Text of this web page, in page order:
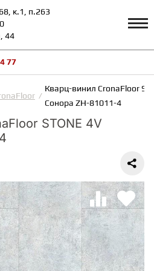
к.1, п.263
44
Профиль
ПЛИТКА
ДОСКА
ДОСКА
77
Кварц-винил CronaFloor
Сонора ZH-81011-4
STONE 4V